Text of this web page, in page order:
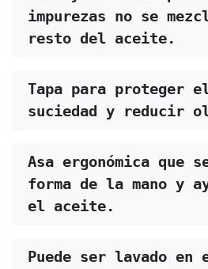
impurezas no se
resto del aceite.
Tapa para proteger
suciedad y reducir
Asa ergonómica que
forma de la mano y
el aceite.
Puede ser lavado en